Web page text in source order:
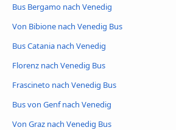
Bus Bergamo nach Venedig
Von Bibione nach Venedig Bus
Bus Catania nach Venedig
Florenz nach Venedig Bus
Frascineto nach Venedig Bus
Bus von Genf nach Venedig
Von Graz nach Venedig Bus